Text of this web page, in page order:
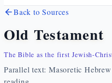
Back to Sources
Old Testament
The Bible as the first Jewish-
Parallel text: Masoretic Hebrew